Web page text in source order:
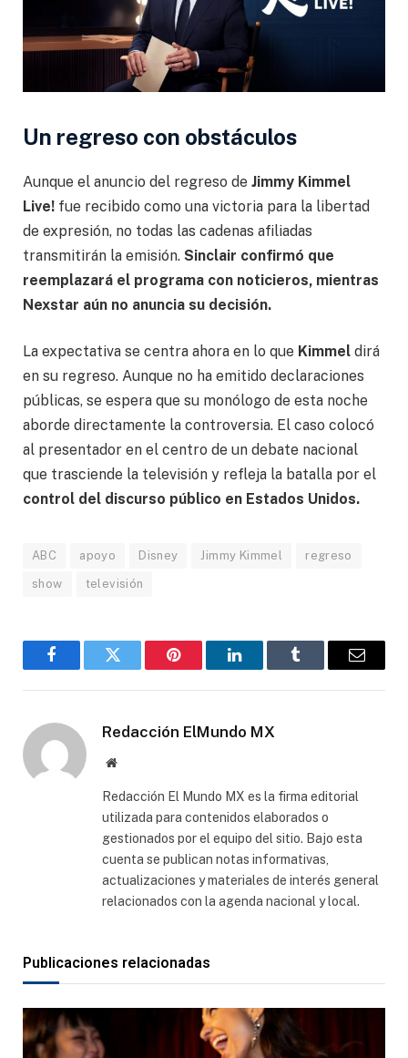
Un regreso con obstáculos
Aunque el anuncio del regreso de Jimmy Kimmel
Live! fue recibido como una victoria para la libertad
de expresión, no todas las cadenas afiliadas
transmitirán la emisión. Sinclair confirmó que
reemplazará el programa con noticieros, mientras
Nexstar aún no anuncia su decisión.
La expectativa se centra ahora en lo que Kimmel dirá
en su regreso. Aunque no ha emitido declaraciones
públicas, se espera que su monólogo de esta noche
aborde directamente la controversia. El caso colocó
al presentador en el centro de un debate nacional
que trasciende la televisión y refleja la batalla por el
control del discurso público en Estados Unidos.
ABC apoyo Disney Jimmy Kimmel regreso
show televisión
FacebookGorjeo Pinterest LinkedInTumblr
Correo
Redacción ElMundo MX
Sitio
Redacción El Mundo MX es la firma editorial
utilizada para contenidos elaborados o
gestionados por el equipo del sitio. Bajo esta
cuenta se publican notas informativas,
actualizaciones y materiales de interés general
relacionados con la agenda nacional y local.
Publicaciones relacionadas